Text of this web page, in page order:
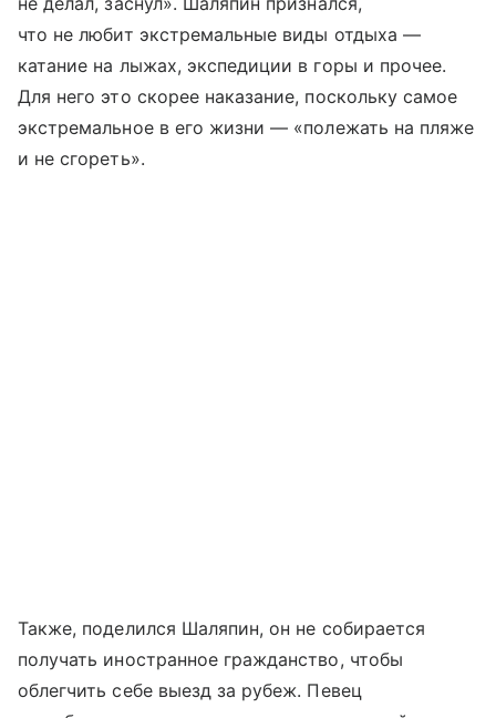
что не любит экстремальные виды отдыха —
катание на лыжах, экспедиции в горы и прочее.
Для него это скорее наказание, поскольку самое
экстремальное в его жизни — «полежать на пляже
и не сгореть».
Также, поделился Шаляпин, он не собирается
получать иностранное гражданство, чтобы
облегчить себе выезд за рубеж. Певец